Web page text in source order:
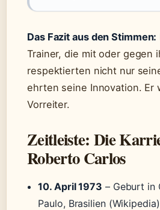
Das Fazit aus den Stimmen:
Trainer, die mit oder gegen
respektierten nicht nur
ehrten seine Innovation. Er
Vorreiter.
Zeitleiste: Die
Roberto Carlos
10. April 1973 – Geburt in
Paulo, Brasilien (Wikipedia)